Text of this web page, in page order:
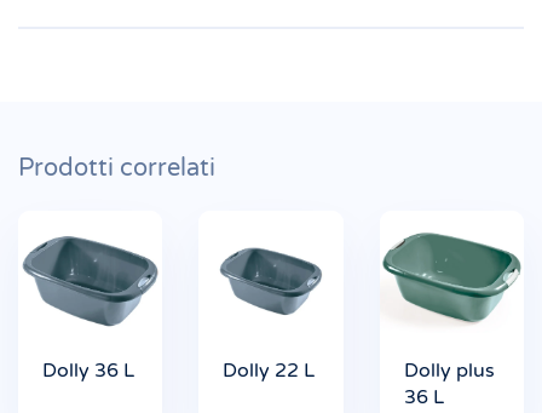
Prodotti correlati
Dolly 36 L Dolly 22 L
Dolly plus
36 L